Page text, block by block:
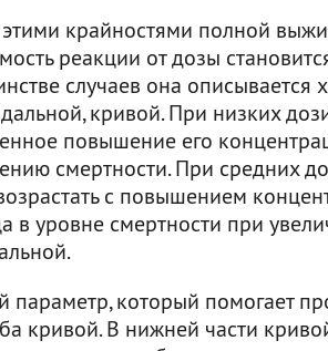
крайностями полной
реакции от дозы
случаев она описывается
кривой. При низких
повышение его
смертности. При средних
с повышением
в уровне смертности при
параметр, который помогает
кривой. В нижней части